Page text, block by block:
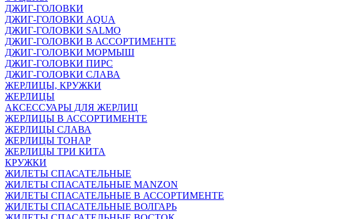
ДЖИГ-ГОЛОВКИ
ДЖИГ-ГОЛОВКИ AQUA
ДЖИГ-ГОЛОВКИ SALMO
ДЖИГ-ГОЛОВКИ В АССОРТИМЕНТЕ
ДЖИГ-ГОЛОВКИ МОРМЫШ
ДЖИГ-ГОЛОВКИ ПИРС
ДЖИГ-ГОЛОВКИ СЛАВА
ЖЕРЛИЦЫ, КРУЖКИ
ЖЕРЛИЦЫ
АКСЕССУАРЫ ДЛЯ ЖЕРЛИЦ
ЖЕРЛИЦЫ В АССОРТИМЕНТЕ
ЖЕРЛИЦЫ СЛАВА
ЖЕРЛИЦЫ ТОНАР
ЖЕРЛИЦЫ ТРИ КИТА
КРУЖКИ
ЖИЛЕТЫ СПАСАТЕЛЬНЫЕ
ЖИЛЕТЫ СПАСАТЕЛЬНЫЕ MANZON
ЖИЛЕТЫ СПАСАТЕЛЬНЫЕ В АССОРТИМЕНТЕ
ЖИЛЕТЫ СПАСАТЕЛЬНЫЕ ВОЛГАРЬ